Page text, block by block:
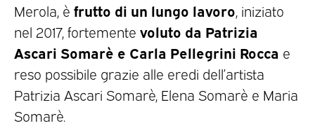
Merola, è frutto di un lungo lavoro, iniziato
nel 2017, fortemente voluto da Patrizia
Ascari Somarè e Carla Pellegrini Rocca e
reso possibile grazie alle eredi dell’artista
Patrizia Ascari Somarè, Elena Somarè e Maria
Somarè.